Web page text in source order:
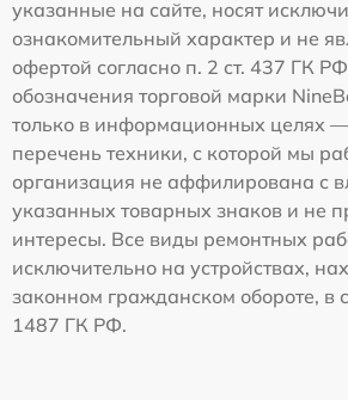
указанные на сайте, носят
ознакомительный характер и не
офертой согласно п. 2 ст. 437 ГК
обозначения торговой марки
только в информационных целях —
перечень техники, с которой мы
организация не аффилирована с
указанных товарных знаков и не
интересы. Все виды ремонтных
исключительно на устройствах,
законном гражданском обороте, в
1487 ГК РФ.